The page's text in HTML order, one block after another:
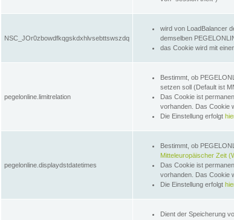
NSC_JOr0zbowdfkqgskdxhlvsebttswszdq
wird von LoadBalancer
demselben
das Cookie wird mit
pegelonline.limitrelation
Bestimmt, ob
setzen soll (Default ist
Das Cookie ist
vorhanden. Das Cookie
Die Einstellung erfolgt
pegelonline.displaydstdatetimes
Bestimmt, ob
Mitteleuropäischer Zeit
Das Cookie ist
vorhanden. Das Cookie
Die Einstellung erfolgt
Dient der Speicherung